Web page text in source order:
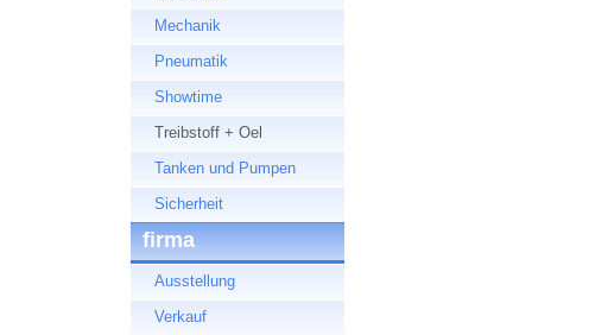
Mechanik
Pneumatik
Showtime
Treibstoff + Oel
Tanken und Pumpen
Sicherheit
firma
Ausstellung
Verkauf